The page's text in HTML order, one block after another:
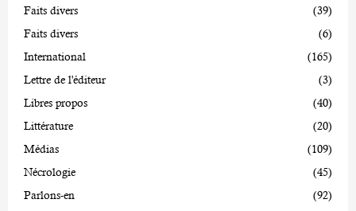
Faits divers
(39)
Faits divers
(6)
International
(165)
Lettre de l'éditeur
(3)
Libres propos
(40)
Littérature
(20)
Médias
(109)
Nécrologie
(45)
Parlons-en
(92)